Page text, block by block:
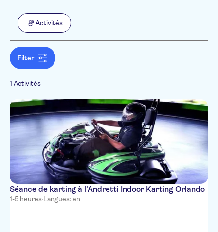
Min €
NO-PICKUP
Entrée incluse
Confirmation instantanée
Catégories
Activités
Langue
Anglais
Activités
Filter
1 Activités
Séance de karting à l'Andretti Indoor Karting Orlando
1-5 heures·Langues: en